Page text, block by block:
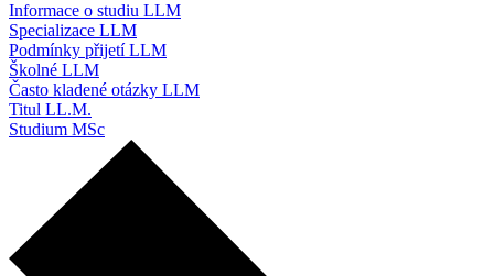
Informace o studiu LLM
Specializace LLM
Podmínky přijetí LLM
Školné LLM
Často kladené otázky LLM
Titul LL.M.
Studium MSc